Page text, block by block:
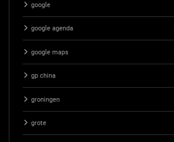
google
google agenda
google maps
gp china
groningen
grote